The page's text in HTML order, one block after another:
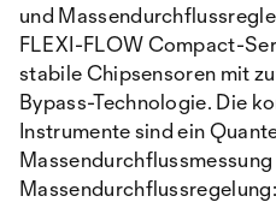
und
FLEXI-FLOW Compact-
stabile Chipsensoren mit
Bypass-Technologie. Die
Instrumente sind ein
Massendurchflussmessung